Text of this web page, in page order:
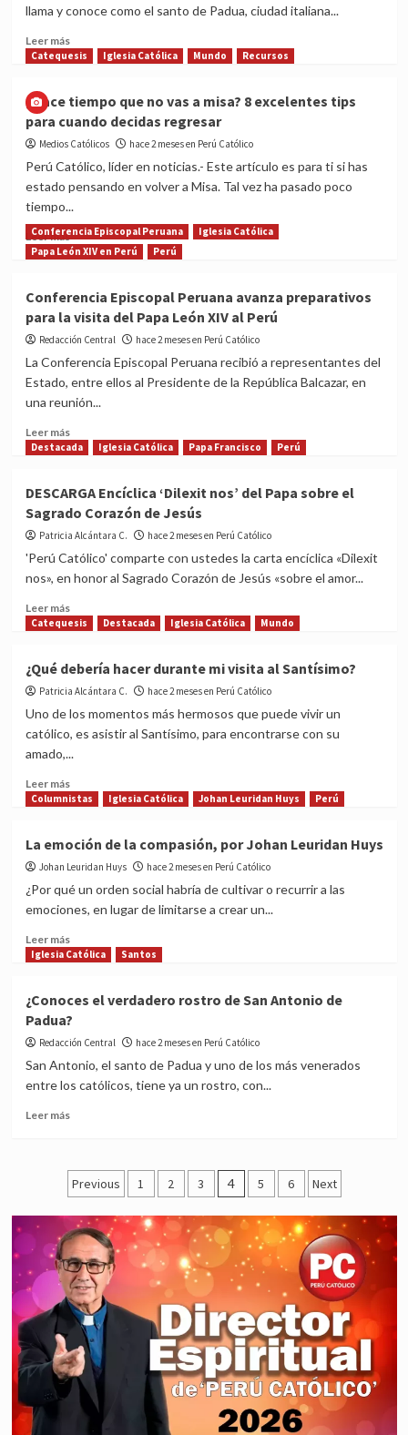
al
de
Jesús!
llama y conoce como el santo de Padua, ciudad italiana...
Leer másRead
more
completa
de
San
Antonio
Padua
Catequesis Iglesia Católica Mundo Recursos
¿Hace tiempo que no vas a misa? 8 excelentes tips
para cuando decidas regresar
Medios Católicos hace 2 meses en Perú Católico
Perú Católico, líder en noticias.- Este artículo es para ti si has
estado pensando en volver a Misa. Tal vez ha pasado poco
tiempo...
Leer másRead
more
tiempo
que
no
vas
misa?
8
tips
para
decidas
regresar
Conferencia Episcopal Peruana
Iglesia Católica
Papa León XIV en Perú
Perú
Conferencia Episcopal Peruana avanza preparativos
para la visita del Papa León XIV al Perú
Redacción Central hace 2 meses en Perú Católico
La Conferencia Episcopal Peruana recibió a representantes del
Estado, entre ellos al Presidente de la República Balcazar, en
una reunión...
Leer másRead
more
Episcopal
Peruana
avanza
preparativos
la
del
XIV
al
Perú
Destacada Iglesia Católica Papa Francisco Perú
DESCARGA Encíclica ‘Dilexit nos’ del Papa sobre el
Sagrado Corazón de Jesús
Patricia Alcántara C. hace 2 meses en Perú Católico
'Perú Católico' comparte con ustedes la carta encíclica «Dilexit
nos», en honor al Sagrado Corazón de Jesús «sobre el amor...
Leer másRead
more
Encíclica
‘Dilexit
nos’
Papa
sobre
Sagrado
Jesús
Catequesis Destacada Iglesia Católica Mundo
¿Qué debería hacer durante mi visita al Santísimo?
Patricia Alcántara C. hace 2 meses en Perú Católico
Uno de los momentos más hermosos que puede vivir un
católico, es asistir al Santísimo, para encontrarse con su
amado,...
Leer másRead
more
debería
hacer
durante
visita
al
Santísimo?
Columnistas Iglesia Católica Johan Leuridan Huys Perú
La emoción de la compasión, por Johan Leuridan Huys
Johan Leuridan Huys hace 2 meses en Perú Católico
¿Por qué un orden social habría de cultivar o recurrir a las
emociones, en lugar de limitarse a crear un...
Leer másRead
more
emoción
de
la
compasión,
Johan
Iglesia Católica Santos
¿Conoces el verdadero rostro de San Antonio de
Padua?
Redacción Central hace 2 meses en Perú Católico
San Antonio, el santo de Padua y uno de los más venerados
entre los católicos, tiene ya un rostro, con...
Leer másRead
el
verdadero
rostro
de
San
Antonio
de
Padua?
Posts
pagination
Previous 1 2 3 4 5 6 Next